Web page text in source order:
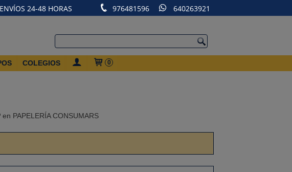
24-48 HORAS 976481596 640263921
COLEGIOS 0
en PAPELERÍA CONSUMARS